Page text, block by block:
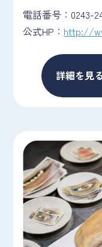
電話番号：0243-
公式HP： http://
詳細を見る